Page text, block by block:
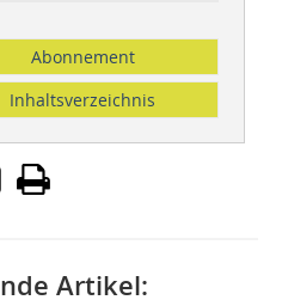
Abonnement
Inhaltsverzeichnis
Artikel: